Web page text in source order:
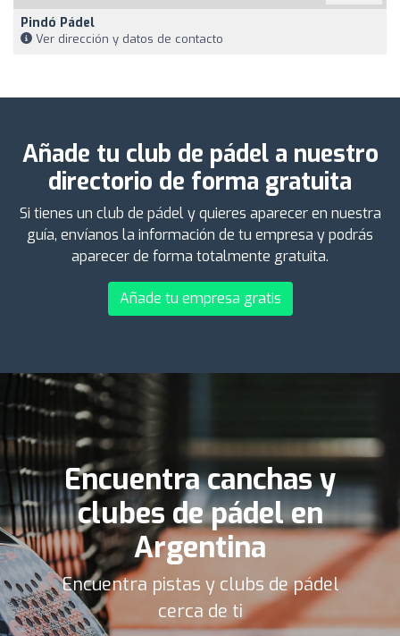
Pindó Pádel
Ver dirección y datos de contacto
Añade tu club de pádel a nuestro
directorio de forma gratuita
Si tienes un club de pádel y quieres aparecer en nuestra
guía, envíanos la información de tu empresa y podrás
aparecer de forma totalmente gratuita.
Añade tu empresa gratis
Encuentra canchas y
clubes de pádel en
Argentina
Encuentra pistas y clubs de pádel
cerca de ti